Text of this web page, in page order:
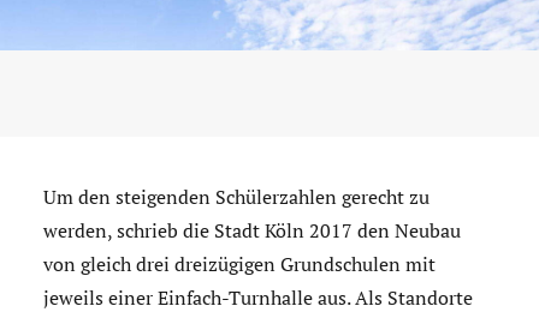
Um den steigenden Schülerzahlen gerecht zu
werden, schrieb die Stadt Köln 2017 den Neubau
von gleich drei dreizügigen Grundschulen mit
jeweils einer Einfach-Turnhalle aus. Als Standorte